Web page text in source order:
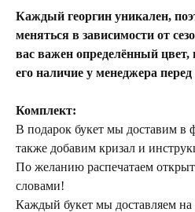
Каждый георгин уникален,
меняться в зависимости от
вас важен определённый цвет,
его наличие у менеджера
Комплект:
В подарок букет мы доставим в
также добавим кризал и
По желанию распечатаем
словами!
Каждый букет мы доставляем